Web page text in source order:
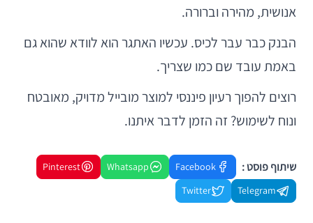
אנושית, מהירה וברורה.
הבנק כבר עבר לכיס. עכשיו האתגר הוא לוודא שהוא גם
באמת עובד שם כמו שצריך.
רוצים להפוך רעיון פיננסי למוצר מובייל מדויק, מאובטח
ונוח לשימוש? זה הזמן לדבר איתנו.
שיתוף פוסט : Facebook
Whatsapp
Pinterest
Telegram
Twitter